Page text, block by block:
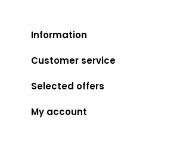
Information
Customer service
Selected offers
My account